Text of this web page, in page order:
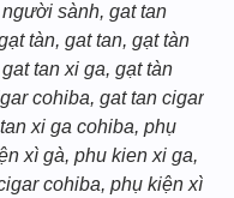
sành, gat tan
tàn, gat tan, gạt tàn
tan xi ga, gạt tàn
cohiba, gat tan cigar
xi ga cohiba, phụ
xì gà, phu kien xi ga,
cohiba, phụ kiện xì